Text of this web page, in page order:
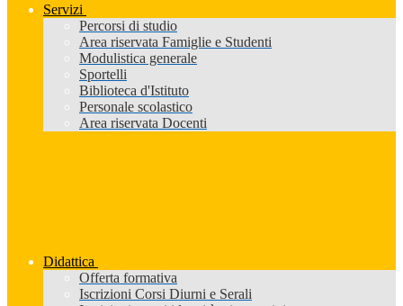
Servizi
Percorsi di studio
Area riservata Famiglie e Studenti
Modulistica generale
Sportelli
Biblioteca d'Istituto
Personale scolastico
Area riservata Docenti
Didattica
Offerta formativa
Iscrizioni Corsi Diurni e Serali